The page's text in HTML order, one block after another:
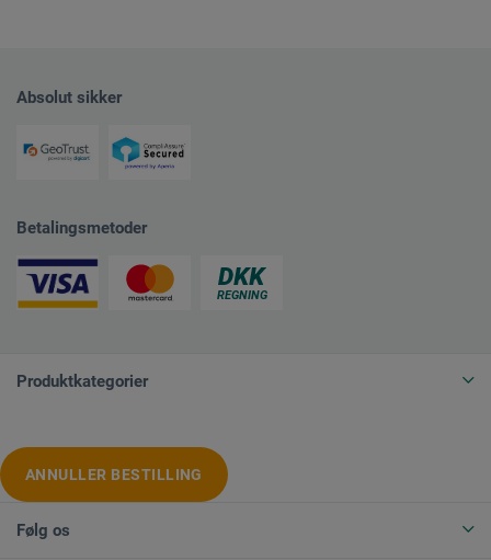
Absolut sikker
Betalingsmetoder
Produktkategorier
ANNULLER BESTILLING
Følg os